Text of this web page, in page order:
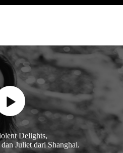
Delights,
Juliet dari Shanghai.